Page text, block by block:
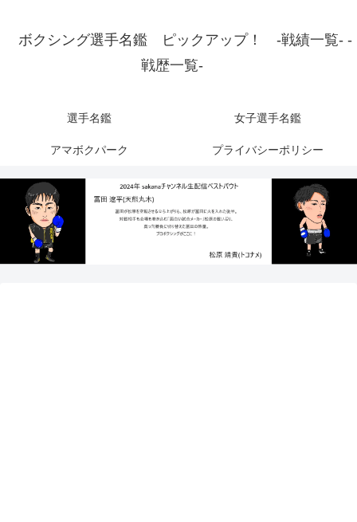
ボクシング選手名鑑 ピックアップ！ -戦績一覧- -
戦歴一覧-
選手名鑑 女子選手名鑑
アマボクパーク プライバシーポリシー